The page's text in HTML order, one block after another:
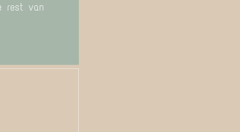
rest van